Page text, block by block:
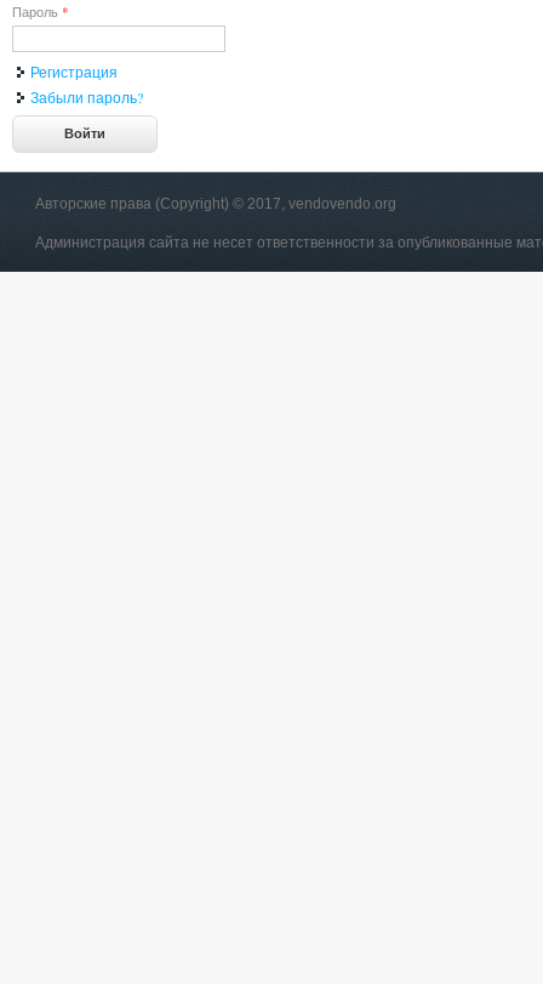
Пароль *
Регистрация
Забыли пароль?
Авторские права (Copyright) © 2017, vendovendo.org
Администрация сайта не несет ответственности за опубликованные